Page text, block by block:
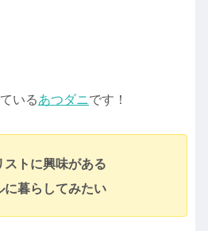
いるあつダニです！
ストに興味がある
に暮らしてみたい